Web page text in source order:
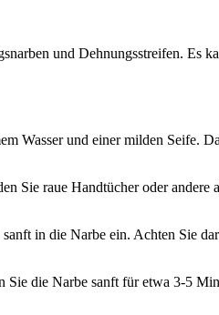
und Dehnungsstreifen. Es
Wasser und einer milden Seife.
Sie raue Handtücher oder
in die Narbe ein. Achten Sie
Sie die Narbe sanft für etwa 3-5